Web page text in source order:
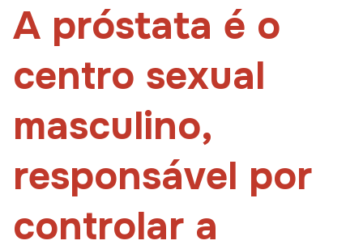
A próstata é o
centro sexual
masculino,
responsável por
controlar a